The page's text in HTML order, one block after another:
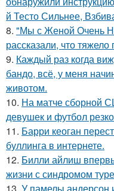
й Тесто Сильнее,
8. "Мы с Женой Очень
рассказали, что
9. Каждый раз когда
бандо, всё, у меня
животом.
10. На матче сборной
девушек и футбол
11. Барри кеоган
буллинга в интернете.
12. Билли айлиш
жизни с синдромом